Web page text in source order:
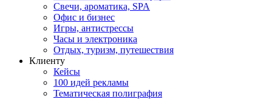
Свечи, ароматика, SPA
Офис и бизнес
Игры, антистрессы
Часы и электроника
Отдых, туризм, путешествия
Клиенту
Кейсы
100 идей рекламы
Тематическая полиграфия